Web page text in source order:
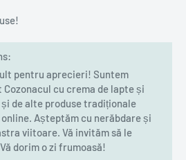
pentru aprecieri! Suntem
cu crema de lapte și
de alte produse tradiționale
Așteptăm cu nerăbdare și
viitoare. Vă invităm să le
dorim o zi frumoasă!